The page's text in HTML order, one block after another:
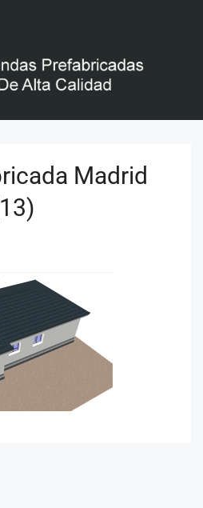
Madrid